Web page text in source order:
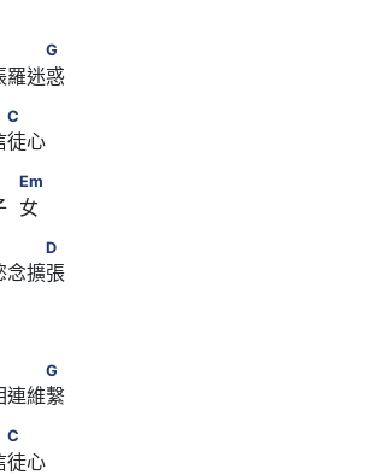
　　　G
G
羅迷惑
　C
C
徒心
　            Em
Em
女
　　D
D
念擴張
　　　G
G
連維繫
　C
C
徒心